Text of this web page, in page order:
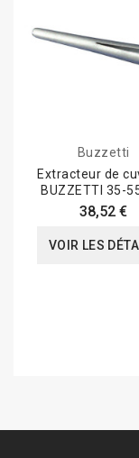
Buzzetti
Extracteur de
BUZZETTI 35-
38,52 €
VOIR LES